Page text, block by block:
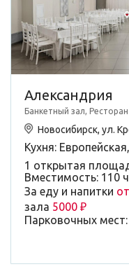
Александрия
Банкетный зал, Ресторан
Новосибирск, ул.
Кухня:
1 открытая
Вместимость: 110
За еду и напитки
зала 5000 ₽
Парковочных мест: